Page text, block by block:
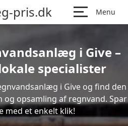
pris.dk Menu
i Give –
specialister
i Give og find den
opsamling af regnvand. Spar
med et enkelt klik!